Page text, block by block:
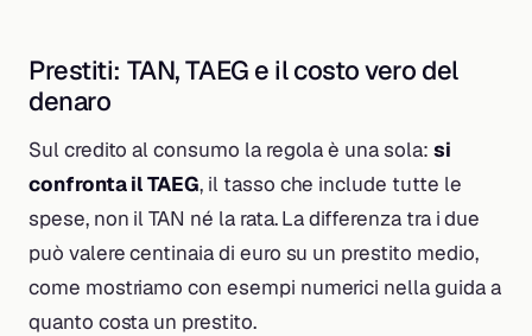
Prestiti: TAN, TAEG e il costo vero del
denaro
Sul credito al consumo la regola è una sola: si
confronta il TAEG, il tasso che include tutte le
spese, non il TAN né la rata. La differenza tra i due
può valere centinaia di euro su un prestito medio,
come mostriamo con esempi numerici nella guida a
quanto costa un prestito.